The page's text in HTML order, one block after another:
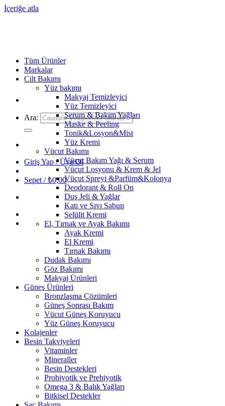
İçeriğe atla
Ara:
Giriş Yap / Üye Ol
Sepet /₺0,00
Tüm Ürünler
Markalar
Cilt Bakımı
Yüz bakımı
Makyaj Temizleyici
Yüz Temizleyici
Serum & Bakım Yağları
Maske & Peeling
Tonik&Losyon&Mist
Yüz Kremi
Vücut Bakımı
Vücut Bakım Yağı & Serum
Vücut Losyonu & Krem & Jel
Vücut Spreyi &Parfüm&Kolonya
Deodorant & Roll On
Duş Jeli & Yağlar
Katı ve Sıvı Sabun
Selülit Kremi
El, Tırnak ve Ayak Bakımı
Ayak Kremi
El Kremi
Tırnak Bakımı
Dudak Bakımı
Göz Bakımı
Makyaj Ürünleri
Güneş Ürünleri
Bronzlaşma Çözümleri
Güneş Sonrası Bakım
Vücut Güneş Koruyucu
Yüz Güneş Koruyucu
Kolajenler
Besin Takviyeleri
Vitaminler
Mineraller
Besin Destekleri
Probiyotik ve Prebiyotik
Omega 3 & Balık Yağları
Bitkisel Destekler